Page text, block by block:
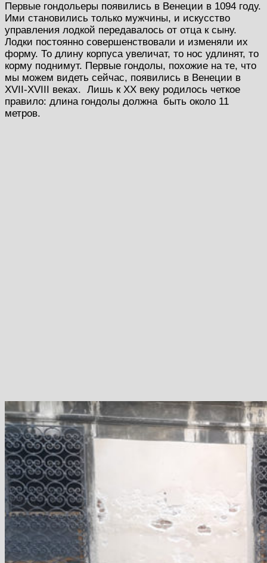
Первые гондольеры появились в Венеции в 1094 году.
Ими становились только мужчины, и искусство
управления лодкой передавалось от отца к сыну.
Лодки постоянно совершенствовали и изменяли их
форму. То длину корпуса увеличат, то нос удлинят, то
корму поднимут. Первые гондолы, похожие на те, что
мы можем видеть сейчас, появились в Венеции в
XVII-XVIII веках. Лишь к XX веку родилось четкое
правило: длина гондолы должна быть около 11
метров.